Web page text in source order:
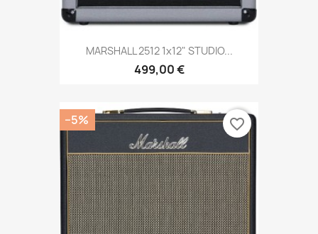
MARSHALL 2512 1x12" STUDIO...
499,00 €
−5% favorite_border